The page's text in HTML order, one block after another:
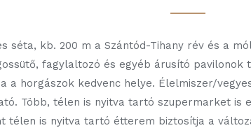
séta, kb. 200 m a Szántód-Tihany rév és a
fagylaltozó és egyéb árusító pavilonok
a horgászok kedvenc helye. Élelmiszer/
Több, télen is nyitva tartó szupermarket is
télen is nyitva tartó étterem biztosítja a